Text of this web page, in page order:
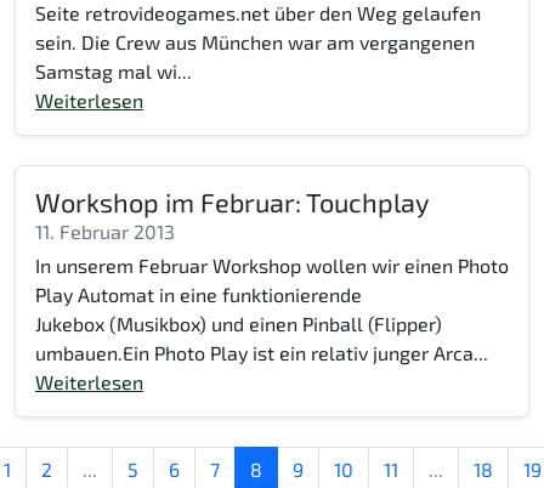
Seite retrovideogames.net über den Weg gelaufen
sein. Die Crew aus München war am vergangenen
Samstag mal wi...
Weiterlesen
Workshop im Februar: Touchplay
11. Februar 2013
In unserem Februar Workshop wollen wir einen Photo
Play Automat in eine funktionierende
Jukebox (Musikbox) und einen Pinball (Flipper)
umbauen.Ein Photo Play ist ein relativ junger Arca...
Weiterlesen
1 2 ... 5 6 7 8 9 10 11 ... 18 19